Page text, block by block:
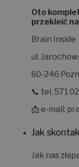
Oto
przekleić
Brain Inside
ul.
60-246
📞 tel. 571
📩 e-mail:
Jak
Jak nas